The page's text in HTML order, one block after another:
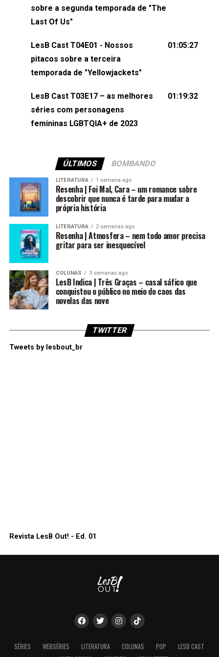
sociais:Twitter: ⁠⁠⁠⁠@lesbout_br⁠⁠⁠⁠ Instagram: ⁠⁠⁠⁠@lesbout_br⁠⁠⁠⁠
(⁠⁠⁠⁠⁠⁠@KarolenPassos⁠⁠⁠⁠⁠⁠)Participação de Bruna Fentanes
(⁠⁠⁠⁠@brunarfentanes⁠⁠⁠⁠) e Pollyelly FlorêncioEdição de
Naiady Machado
sobre a segunda temporada de "The
Last Of Us"
LesB Cast T04E01 - Nossos
pitacos sobre a terceira
temporada de "Yellowjackets"
01:05:27
LesB Cast T03E17 – as melhores
séries com personagens
femininas LGBTQIA+ de 2023
01:19:32
ÚLTIMOS BOMBANDO
LITERATURA 1 semana ago
Resenha | Foi Mal, Cara – um romance sobre
descobrir que nunca é tarde para mudar a
própria história
LITERATURA 2 semanas ago
Resenha | Atmosfera – nem todo amor precisa
gritar para ser inesquecível
COLUNAS 3 semanas ago
LesB Indica | Três Graças – casal sáfico que
conquistou o público no meio do caos das
novelas das nove
TWITTER
Tweets by lesbout_br
Revista LesB Out! - Ed. 01
SÉRIES WEBSÉRIES LITERATURA COLUNAS POP
LESB CAST